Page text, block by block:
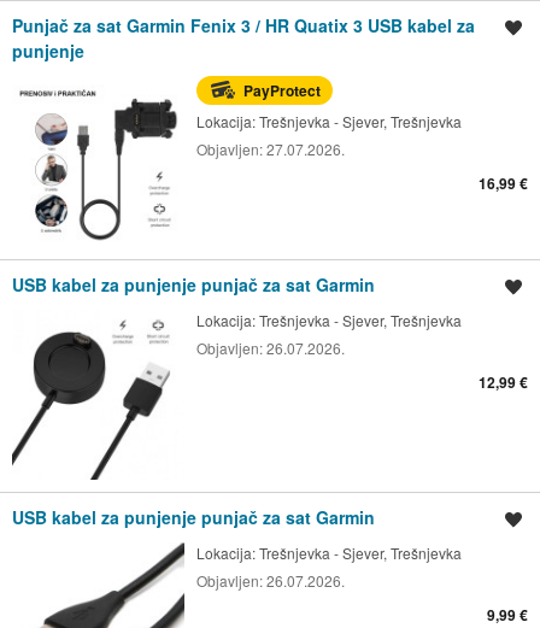
Punjač za sat Garmin Fenix 3 / HR Quatix 3 USB kabel za
punjenje
PayProtect
Lokacija:Trešnjevka - Sjever, Trešnjevka
Objavljen:27.07.2026.
16,99 €
USB kabel za punjenje punjač za sat Garmin
Lokacija:Trešnjevka - Sjever, Trešnjevka
Objavljen:26.07.2026.
12,99 €
USB kabel za punjenje punjač za sat Garmin
Lokacija:Trešnjevka - Sjever, Trešnjevka
Objavljen:26.07.2026.
9,99 €